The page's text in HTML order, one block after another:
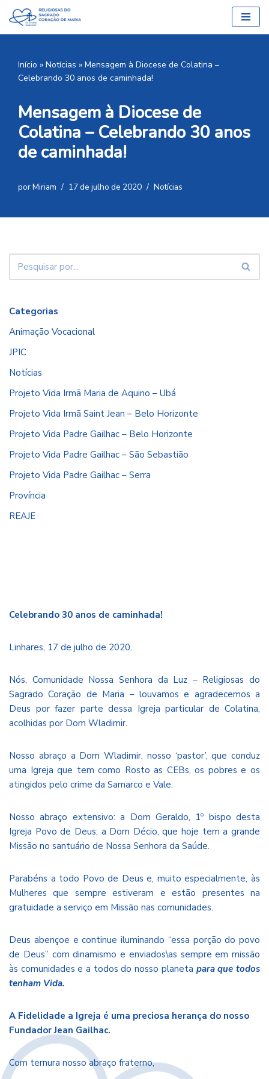
Pular
conteúdo
Início » Notícias » Mensagem à Diocese de Colatina –
Celebrando 30 anos de caminhada!
Mensagem à Diocese de
Colatina – Celebrando 30 anos
de caminhada!
porMiriam 17 de julho de 2020 Notícias
Categorias
Animação Vocacional
JPIC
Notícias
Projeto Vida Irmã Maria de Aquino – Ubá
Projeto Vida Irmã Saint Jean – Belo Horizonte
Projeto Vida Padre Gailhac – Belo Horizonte
Projeto Vida Padre Gailhac – São Sebastião
Projeto Vida Padre Gailhac – Serra
Província
REAJE
Celebrando 30 anos de caminhada!
Linhares, 17 de julho de 2020.
Nós, Comunidade Nossa Senhora da Luz – Religiosas do
Sagrado Coração de Maria – louvamos e agradecemos a
Deus por fazer parte dessa Igreja particular de Colatina,
acolhidas por Dom Wladimir.
Nosso abraço a Dom Wladimir, nosso ‘pastor’, que conduz
uma Igreja que tem como Rosto as CEBs, os pobres e os
atingidos pelo crime da Samarco e Vale.
Nosso abraço extensivo: a Dom Geraldo, 1º bispo desta
Igreja Povo de Deus; a Dom Décio, que hoje tem a grande
Missão no santuário de Nossa Senhora da Saúde.
Parabéns a todo Povo de Deus e, muito especialmente, às
Mulheres que sempre estiveram e estão presentes na
gratuidade a serviço em Missão nas comunidades.
Deus abençoe e continue iluminando “essa porção do povo
de Deus” com dinamismo e enviados\as sempre em missão
às comunidades e a todos do nosso planeta para que todos
tenham Vida.
A Fidelidade a Igreja é uma preciosa herança do nosso
Fundador Jean Gailhac.
Com ternura nosso abraço fraterno,